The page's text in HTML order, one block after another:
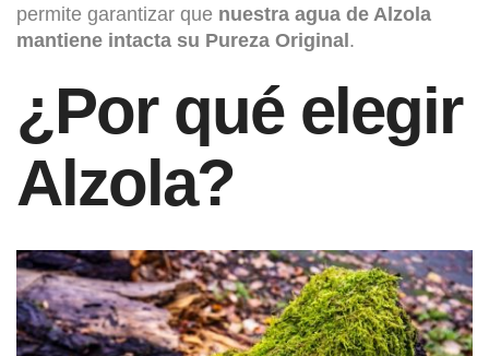
permite garantizar que nuestra agua de Alzola
mantiene intacta su Pureza Original.
¿Por qué elegir
Alzola?